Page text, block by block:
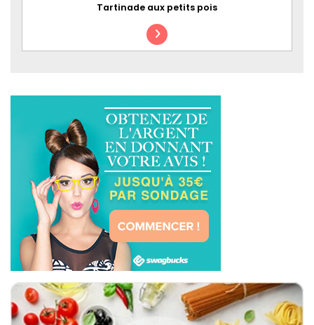
Tartinade aux petits pois